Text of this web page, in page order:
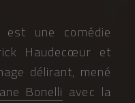
est une comédie
Haudecœur et
délirant, mené
Bonelli avec la